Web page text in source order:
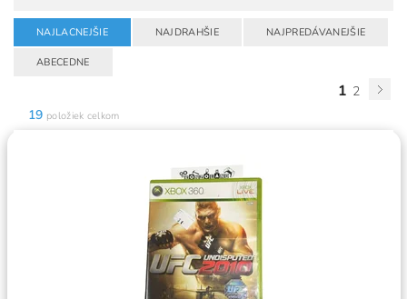
NAJLACNEJŠIE NAJDRAHŠIE NAJPREDÁVANEJŠIE
ABECEDNE
1 2
19 položiek celkom